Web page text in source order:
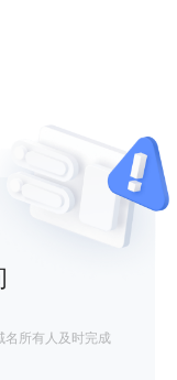
名所有人及时完成